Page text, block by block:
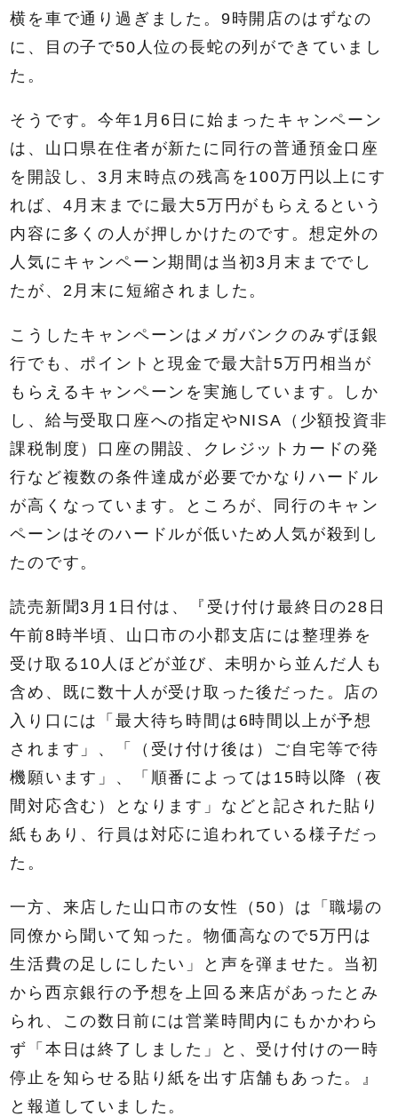
横を車で通り過ぎました。9時開店のはずなの
に、目の子で50人位の長蛇の列ができていまし
た。
そうです。今年1月6日に始まったキャンペーン
は、山口県在住者が新たに同行の普通預金口座
を開設し、3月末時点の残高を100万円以上にす
れば、4月末までに最大5万円がもらえるという
内容に多くの人が押しかけたのです。想定外の
人気にキャンペーン期間は当初3月末まででし
たが、2月末に短縮されました。
こうしたキャンペーンはメガバンクのみずほ銀
行でも、ポイントと現金で最大計5万円相当が
もらえるキャンペーンを実施しています。しか
し、給与受取口座への指定やNISA（少額投資非
課税制度）口座の開設、クレジットカードの発
行など複数の条件達成が必要でかなりハードル
が高くなっています。ところが、同行のキャン
ペーンはそのハードルが低いため人気が殺到し
たのです。
読売新聞3月1日付は、『受け付け最終日の28日
午前8時半頃、山口市の小郡支店には整理券を
受け取る10人ほどが並び、未明から並んだ人も
含め、既に数十人が受け取った後だった。店の
入り口には「最大待ち時間は6時間以上が予想
されます」、「（受け付け後は）ご自宅等で待
機願います」、「順番によっては15時以降（夜
間対応含む）となります」などと記された貼り
紙もあり、行員は対応に追われている様子だっ
た。
一方、来店した山口市の女性（50）は「職場の
同僚から聞いて知った。物価高なので5万円は
生活費の足しにしたい」と声を弾ませた。当初
から西京銀行の予想を上回る来店があったとみ
られ、この数日前には営業時間内にもかかわら
ず「本日は終了しました」と、受け付けの一時
停止を知らせる貼り紙を出す店舗もあった。』
と報道していました。